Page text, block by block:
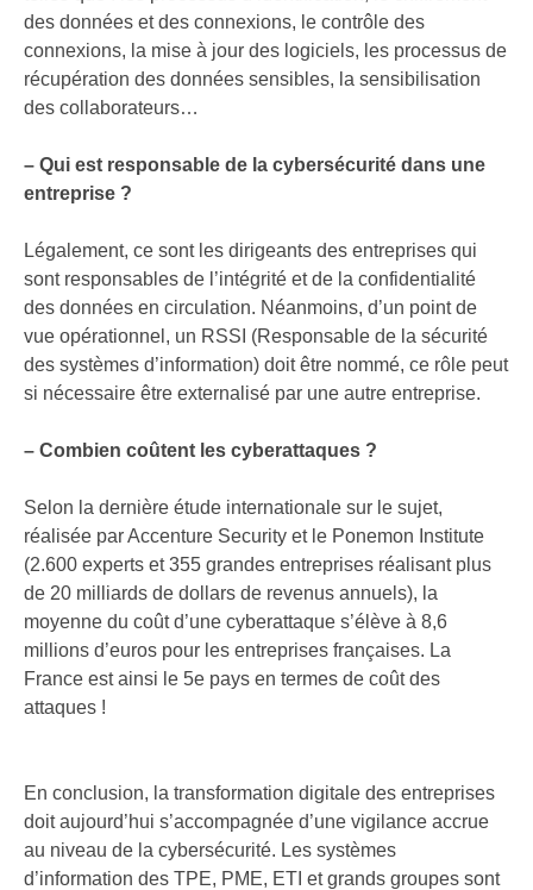
des données et des connexions, le contrôle des
connexions, la mise à jour des logiciels, les processus de
récupération des données sensibles, la sensibilisation
des collaborateurs…
– Qui est responsable de la cybersécurité dans une
entreprise ?
Légalement, ce sont les dirigeants des entreprises qui
sont responsables de l’intégrité et de la confidentialité
des données en circulation. Néanmoins, d’un point de
vue opérationnel, un RSSI (Responsable de la sécurité
des systèmes d’information) doit être nommé, ce rôle peut
si nécessaire être externalisé par une autre entreprise.
– Combien coûtent les cyberattaques ?
Selon la dernière étude internationale sur le sujet,
réalisée par Accenture Security et le Ponemon Institute
(2.600 experts et 355 grandes entreprises réalisant plus
de 20 milliards de dollars de revenus annuels), la
moyenne du coût d’une cyberattaque s’élève à 8,6
millions d’euros pour les entreprises françaises. La
France est ainsi le 5e pays en termes de coût des
attaques !
En conclusion, la transformation digitale des entreprises
doit aujourd’hui s’accompagnée d’une vigilance accrue
au niveau de la cybersécurité. Les systèmes
d’information des TPE, PME, ETI et grands groupes sont